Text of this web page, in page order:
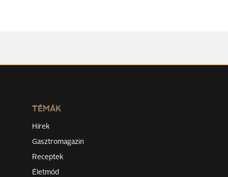
TÉMÁK
Hírek
Gasztromagazin
Receptek
Életmód